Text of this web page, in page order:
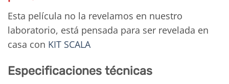
Esta película no la revelamos en nuestro
laboratorio, está pensada para ser revelada en
casa con KIT SCALA
Especificaciones técnicas